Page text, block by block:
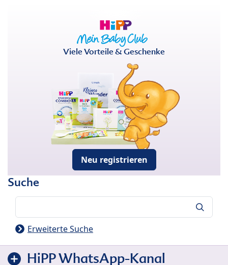
Viele Vorteile & Geschenke
Neu registrieren
Suche
Erweiterte Suche
HiPP WhatsApp-Kanal